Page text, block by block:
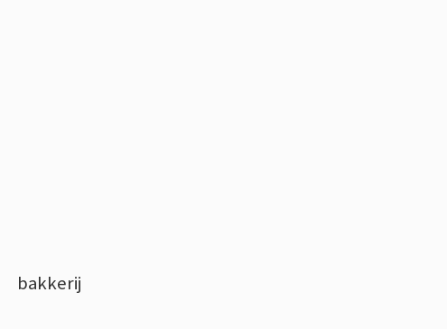
bakkerij